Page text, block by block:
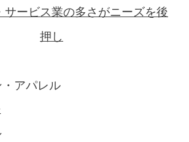
サービス業の多さがニーズを後
押し
アパレル